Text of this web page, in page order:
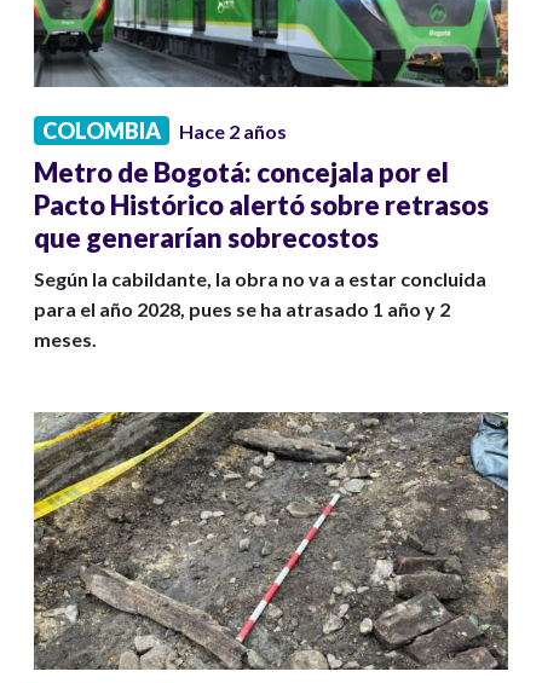
COLOMBIA Hace 2 años
Metro de Bogotá: concejala por el
Pacto Histórico alertó sobre retrasos
que generarían sobrecostos
Según la cabildante, la obra no va a estar concluida
para el año 2028, pues se ha atrasado 1 año y 2
meses.